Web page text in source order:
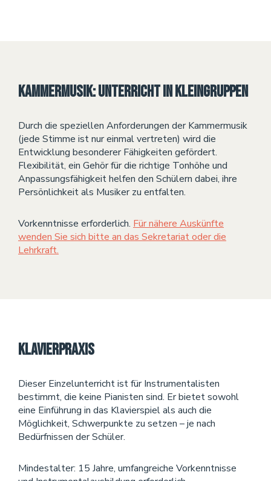
Kammermusik: Unterricht in Kleingruppen
Durch die speziellen Anforderungen der Kammermusik
(jede Stimme ist nur einmal vertreten) wird die
Entwicklung besonderer Fähigkeiten gefördert.
Flexibilität, ein Gehör für die richtige Tonhöhe und
Anpassungsfähigkeit helfen den Schülern dabei, ihre
Persönlichkeit als Musiker zu entfalten.
Vorkenntnisse erforderlich. Für nähere Auskünfte
wenden Sie sich bitte an das Sekretariat oder die
Lehrkraft.
Klavierpraxis
Dieser Einzelunterricht ist für Instrumentalisten
bestimmt, die keine Pianisten sind. Er bietet sowohl
eine Einführung in das Klavierspiel als auch die
Möglichkeit, Schwerpunkte zu setzen – je nach
Bedürfnissen der Schüler.
Mindestalter: 15 Jahre, umfangreiche Vorkenntnisse